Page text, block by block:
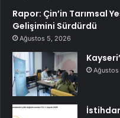
Rapor: Çin’in Tarımsal
Gelişimini Sürdürdü
Ağustos 5, 2026